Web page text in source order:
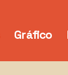
Gráfico